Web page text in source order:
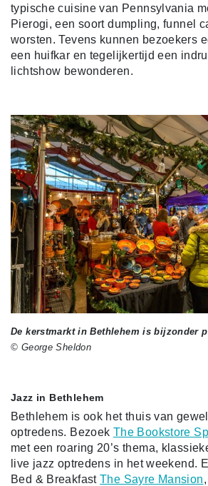
typische cuisine van Pennsylvania
Pierogi, een soort dumpling, funnel
worsten. Tevens kunnen bezoekers
een huifkar en tegelijkertijd een
lichtshow bewonderen.
De kerstmarkt in Bethlehem is bijzonder
© George Sheldon
Jazz in Bethlehem
Bethlehem is ook het thuis van
optredens. Bezoek The Bookstore
met een roaring 20’s thema,
live jazz optredens in het weekend.
Bed & BreakfastThe Sayre Mansion